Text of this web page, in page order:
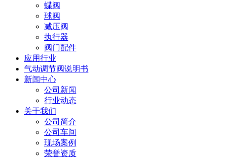
蝶阀
球阀
减压阀
执行器
阀门配件
应用行业
气动调节阀说明书
新闻中心
公司新闻
行业动态
关于我们
公司简介
公司车间
现场案例
荣誉资质